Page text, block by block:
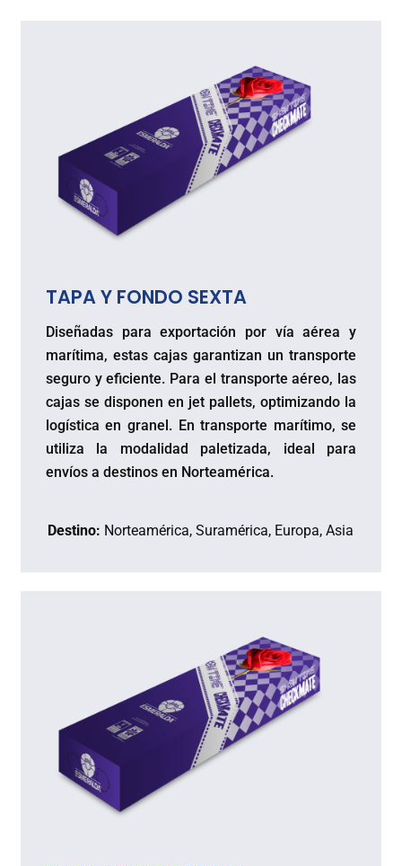
TAPA Y FONDO SEXTA
Diseñadas para exportación por vía aérea y
marítima, estas cajas garantizan un transporte
seguro y eficiente. Para el transporte aéreo, las
cajas se disponen en jet pallets, optimizando la
logística en granel. En transporte marítimo, se
utiliza la modalidad paletizada, ideal para
envíos a destinos en Norteamérica.
Destino: Norteamérica, Suramérica, Europa, Asia